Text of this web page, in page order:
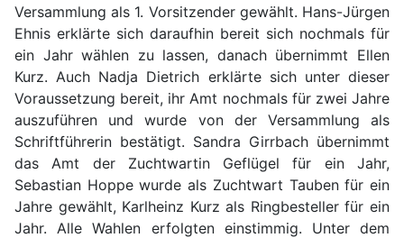
Versammlung als 1. Vorsitzender gewählt. Hans-Jürgen
Ehnis erklärte sich daraufhin bereit sich nochmals für
ein Jahr wählen zu lassen, danach übernimmt Ellen
Kurz. Auch Nadja Dietrich erklärte sich unter dieser
Voraussetzung bereit, ihr Amt nochmals für zwei Jahre
auszuführen und wurde von der Versammlung als
Schriftführerin bestätigt. Sandra Girrbach übernimmt
das Amt der Zuchtwartin Geflügel für ein Jahr,
Sebastian Hoppe wurde als Zuchtwart Tauben für ein
Jahre gewählt, Karlheinz Kurz als Ringbesteller für ein
Jahr. Alle Wahlen erfolgten einstimmig. Unter dem